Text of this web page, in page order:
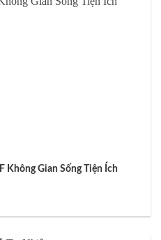
Không Gian Sống Tiện Ích